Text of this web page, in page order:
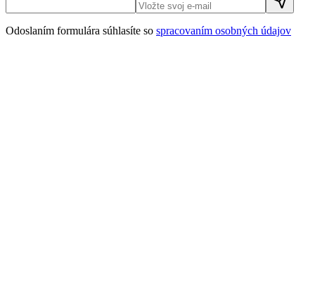
Odoslaním formulára súhlasíte so spracovaním osobných údajov